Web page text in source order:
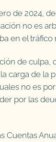
de 2024,
no es
en el
de culpa,
carga de la
no es
por las
Cuentas